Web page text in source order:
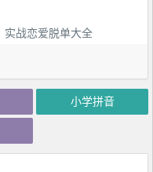
小学拼音